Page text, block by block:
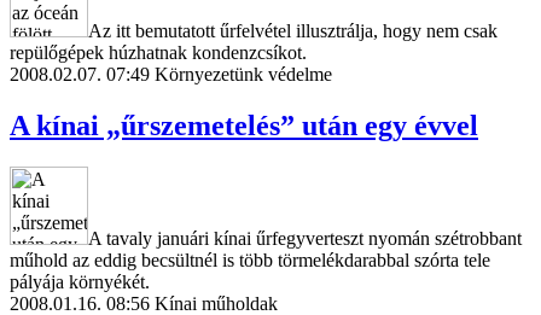
Az itt bemutatott űrfelvétel illusztrálja, hogy nem csak
repülőgépek húzhatnak kondenzcsíkot.
2008.02.07. 07:49 Környezetünk védelme
A kínai „űrszemetelés” után egy évvel
A tavaly januári kínai űrfegyverteszt nyomán szétrobbant
műhold az eddig becsültnél is több törmelékdarabbal szórta tele
pályája környékét.
2008.01.16. 08:56 Kínai műholdak